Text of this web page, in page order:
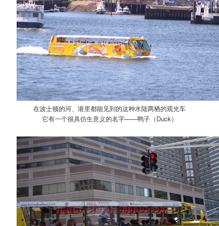
在波士顿的河、港里都能见到的这种水陆两栖的观光车
它有一个很具仿生意义的名字——鸭子（Duck）